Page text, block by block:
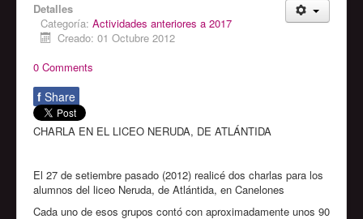
Detalles
Categoría: Actividades anteriores a 2017
Creado: 01 Octubre 2012
0 Comments
f Share
CHARLA EN EL LICEO NERUDA, DE ATLÁNTIDA
El 27 de setiembre pasado (2012) realicé dos charlas para los
alumnos del liceo Neruda, de Atlántida, en Canelones
Cada uno de esos grupos contó con aproximadamente unos 90